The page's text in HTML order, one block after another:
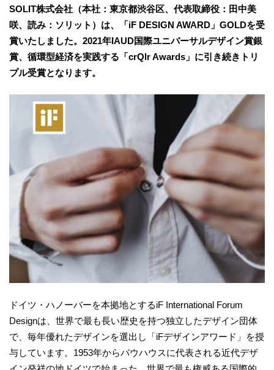
SOLIT株式会社（本社：東京都渋谷区、代表取締役：田中美
咲、読み：ソリット）は、「iF DESIGN AWARD」GOLDを受
賞いたしました。2021年IAUD国際ユニバーサルデザイン賞銀
賞、循環型経済を実践する「crQlr Awards」に引き続きトリ
プル受賞となります。
ドイツ・ハノーバーを本拠地とするiF International Forum
Designは、世界で最も長い歴史を持つ独立したデザイン団体
で、毎年優れたデザインを選出し「iFデザインアワード」を授
与しています。1953年からバウハウスに代表される近代デザ